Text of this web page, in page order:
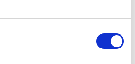
erste EAWS-zertifizierte